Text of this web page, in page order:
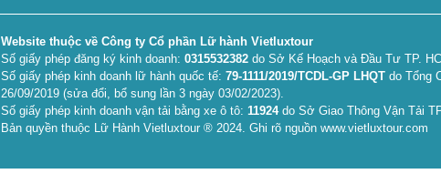
Website thuộc về Công ty Cổ phần Lữ hành Vietluxtour
Số giấy phép đăng ký kinh doanh:0315532382 do Sở Kế Hoạch và Đầu Tư TP.
Số giấy phép kinh doanh lữ hành quốc tế:79-1111/2019/TCDL-GP LHQT do Tổng
26/09/2019 (sửa đổi, bổ sung lần 3 ngày 03/02/2023).
Số giấy phép kinh doanh vận tải bằng xe ô tô:11924do Sở Giao Thông Vận Tải
Bản quyền thuộc Lữ Hành Vietluxtour ® 2024. Ghi rõ nguồn www.vietluxtour.com